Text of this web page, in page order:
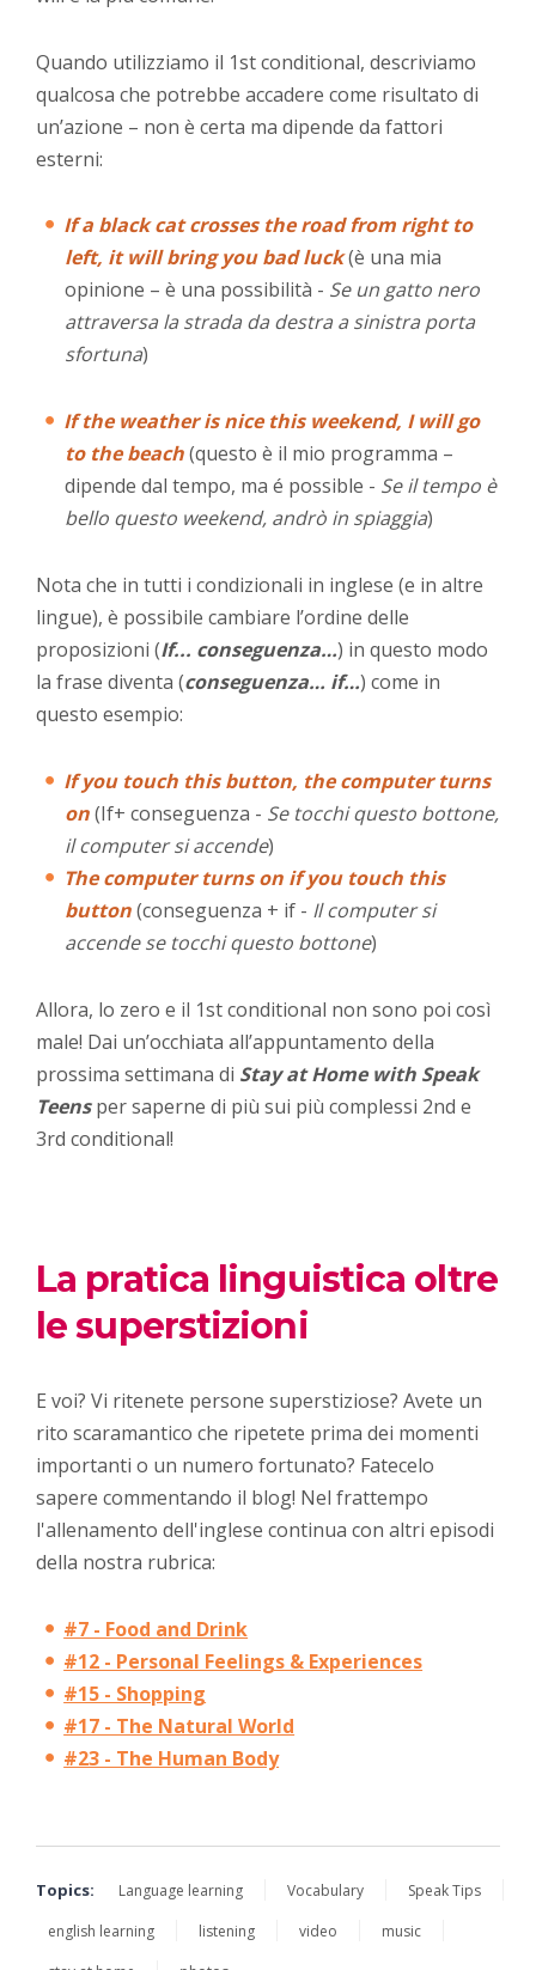
Quando utilizziamo il 1st conditional, descriviamo
qualcosa che potrebbe accadere come risultato di
un’azione – non è certa ma dipende da fattori
esterni:
If a black cat crosses the road from right to
left, it will bring you bad luck(è una mia
opinione – è una possibilità - Se un gatto nero
attraversa la strada da destra a sinistra porta
sfortuna)
If the weather is nice this weekend, I will go
to the beach(questo è il mio programma –
dipende dal tempo, ma é possible - Se il tempo è
bello questo weekend, andrò in spiaggia)
Nota che in tutti i condizionali in inglese (e in altre
lingue), è possibile cambiare l’ordine delle
proposizioni (If... conseguenza…) in questo modo
la frase diventa (conseguenza… if…) come in
questo esempio:
If you touch this button, the computer turns
on(If+ conseguenza - Se tocchi questo bottone,
il computer si accende)
The computer turns on if you touch this
button(conseguenza + if - Il computer si
accende se tocchi questo bottone)
Allora, lo zero e il 1st conditional non sono poi così
male! Dai un’occhiata all’appuntamento della
prossima settimana di Stay at Home with Speak
Teensper saperne di più sui più complessi 2nd e
3rd conditional!
La pratica linguistica oltre
le superstizioni
E voi? Vi ritenete persone superstiziose? Avete un
rito scaramantico che ripetete prima dei momenti
importanti o un numero fortunato? Fatecelo
sapere commentando il blog! Nel frattempo
l'allenamento dell'inglese continua con altri episodi
della nostra rubrica:
#7 - Food and Drink
#12 - Personal Feelings & Experiences
#15 - Shopping
#17 - The Natural World
#23 - The Human Body
Topics: Language learning Vocabulary
Speak Tips
english learning
listening video
music